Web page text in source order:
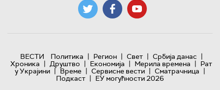
ВЕСТИ Политика | Регион | Свет | Србија данас |
Хроника | Друштво | Економија | Мерила времена | Рат
у Украјини | Време | Сервисне вести | Сматрачница |
Подкаст | ЕУ могућности 2026